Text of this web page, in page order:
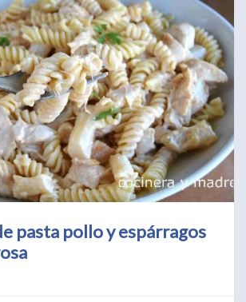
pasta pollo y espárragos